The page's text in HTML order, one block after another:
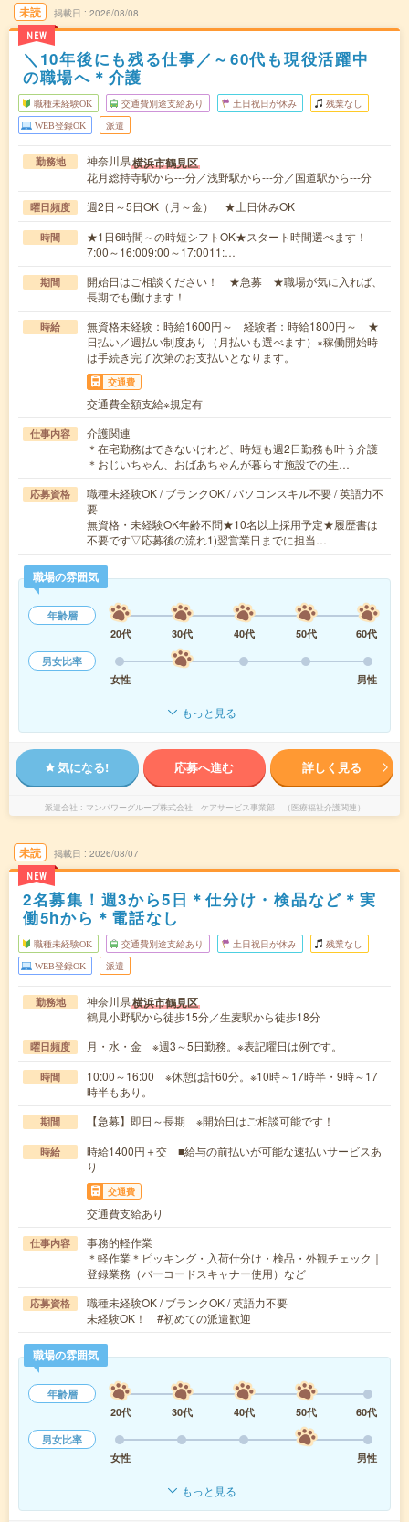
未読
NEW
掲載日 2026/08/08
＼10年後にも残る仕事／～60代も現役活躍中
の職場へ＊介護
職種未経験OK 交通費別途支給あり 土日祝日が休み 残業なし
WEB登録OK 派遣
勤務地 神奈川県横浜市鶴見区
花月総持寺駅から---分／浅野駅から---分／国道駅から---分
曜日頻度 週2日～5日OK（月～金） ★土日休みOK
時間
★1日6時間～の時短シフトOK★スタート時間選べます！
7:00～16:009:00～17:0011:…
期間
開始日はご相談ください！ ★急募 ★職場が気に入れば、
長期でも働けます！
時給
無資格未経験：時給1600円～ 経験者：時給1800円～ ★
日払い／週払い制度あり（月払いも選べます）※稼働開始時
は手続き完了次第のお支払いとなります。
交通費
交通費全額支給※規定有
仕事内容
介護関連
＊在宅勤務はできないけれど、時短も週2日勤務も叶う介護
＊おじいちゃん、おばあちゃんが暮らす施設での生…
応募資格
職種未経験OK / ブランクOK / パソコンスキル不要 / 英語力不
要
無資格・未経験OK年齢不問★10名以上採用予定★履歴書は
不要です▽応募後の流れ1)翌営業日までに担当…
職場の雰囲気
年齢層
20代
30代 40代 50代
60代
男女比率
女性
男性
もっと見る
気になる! 応募へ進む 詳しく見る
派遣会社 マンパワーグループ株式会社 ケアサービス事業部 （医療福祉介護関連）
未読
NEW
掲載日 2026/08/07
2名募集！週3から5日＊仕分け・検品など＊実
働5hから＊電話なし
職種未経験OK 交通費別途支給あり 土日祝日が休み 残業なし
WEB登録OK 派遣
勤務地 神奈川県横浜市鶴見区
鶴見小野駅から徒歩15分／生麦駅から徒歩18分
曜日頻度 月・水・金 ※週3～5日勤務。※表記曜日は例です。
時間
10:00～16:00 ※休憩は計60分。※10時～17時半・9時～17
時半もあり。
期間 【急募】即日～長期 ※開始日はご相談可能です！
時給
時給1400円＋交 ■給与の前払いが可能な速払いサービスあ
り
交通費
交通費支給あり
仕事内容
事務的軽作業
＊軽作業＊ピッキング・入荷仕分け・検品・外観チェック｜
登録業務（バーコードスキャナー使用）など
応募資格
職種未経験OK / ブランクOK / 英語力不要
未経験OK！ #初めての派遣歓迎
職場の雰囲気
年齢層
20代
30代 40代 50代
60代
男女比率
女性
男性
もっと見る